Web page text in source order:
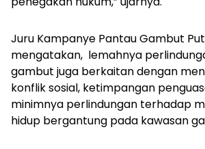
Juru Kampanye Pantau Gambut
mengatakan, lemahnya
gambut juga berkaitan dengan
konflik sosial, ketimpangan
minimnya perlindungan terhadap
hidup bergantung pada kawasan